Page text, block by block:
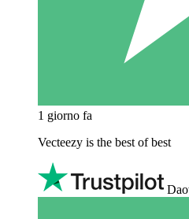
1 giorno fa
Vecteezy is the best of best